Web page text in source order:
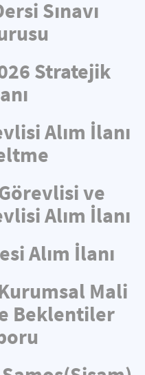
Sınavı
Stratejik
Alım İlanı
ve
Alım İlanı
Alım İlanı
Kurumsal Mali
Beklentiler